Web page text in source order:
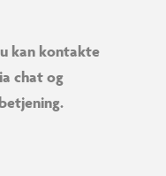
kan kontakte
chat og